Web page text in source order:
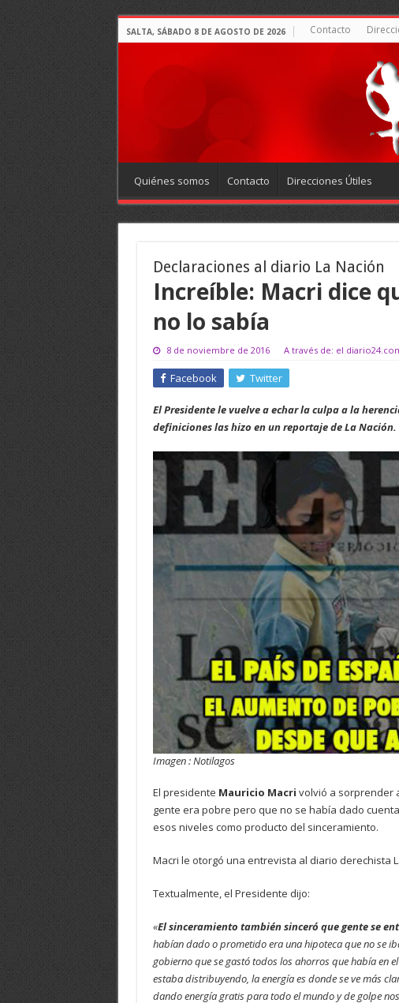
SALTA, SÁBADO 8 DE AGOSTO DE 2026 Contacto
Quiénes somos Contacto Direcciones Útiles
Declaraciones al diario La Nación
Increíble: Macri dice
no lo sabía
8 de noviembre de 2016 A través de: el
Facebook Twitter
El Presidente le vuelve a echar la culpa a la
definiciones las hizo en un reportaje de La Nación.
Imagen : Notilagos
El presidente Mauricio Macri volvió a sorprender
gente era pobre pero que no se había dado
esos niveles como producto del sinceramiento.
Macri le otorgó una entrevista al diario derechista
Textualmente, el Presidente dijo:
«El sinceramiento también sinceró que gente se
habían dado o prometido era una hipoteca que no se
gobierno que se gastó todos los ahorros que había en
estaba distribuyendo, la energía es donde se ve más
dando energía gratis para todo el mundo y de golpe